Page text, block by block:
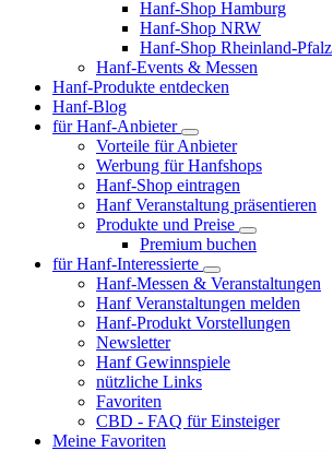
Hanf-Shop Hamburg
Hanf-Shop NRW
Hanf-Shop Rheinland-Pfalz
Hanf-Events & Messen
Hanf-Produkte entdecken
Hanf-Blog
für Hanf-Anbieter
Vorteile für Anbieter
Werbung für Hanfshops
Hanf-Shop eintragen
Hanf Veranstaltung präsentieren
Produkte und Preise
Premium buchen
für Hanf-Interessierte
Hanf-Messen & Veranstaltungen
Hanf Veranstaltungen melden
Hanf-Produkt Vorstellungen
Newsletter
Hanf Gewinnspiele
nützliche Links
Favoriten
CBD - FAQ für Einsteiger
Meine Favoriten